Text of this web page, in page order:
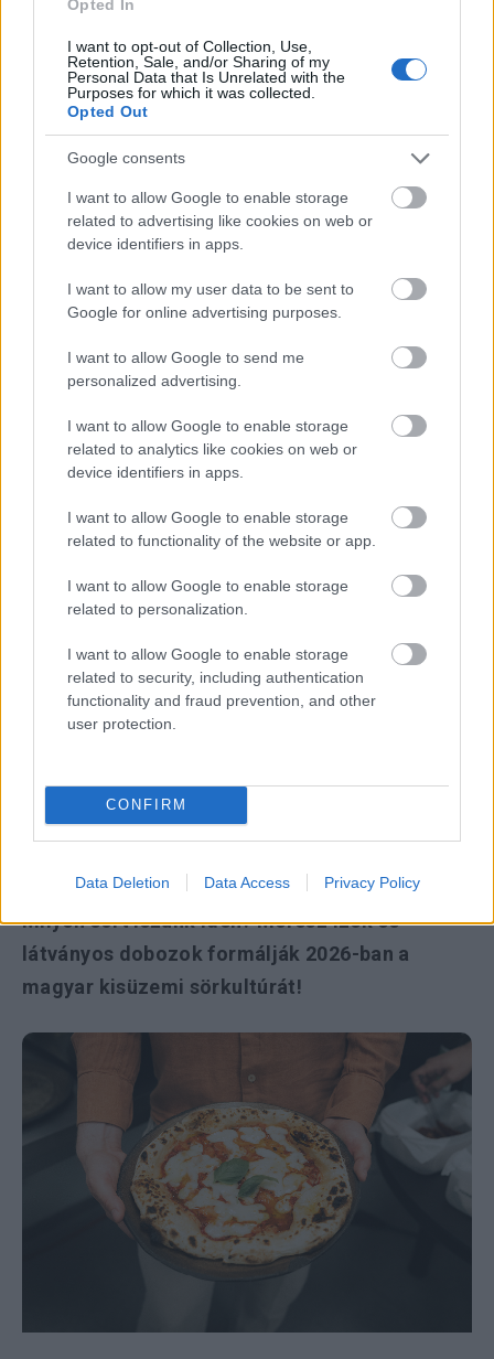
Opted In
I want to opt-out of Collection, Use,
Retention, Sale, and/or Sharing of my
Personal Data that Is Unrelated with the
Purposes for which it was collected.
Opted Out
Google consents
I want to allow Google to enable storage
related to advertising like cookies on web or
device identifiers in apps.
I want to allow my user data to be sent to
Google for online advertising purposes.
I want to allow Google to send me
personalized advertising.
I want to allow Google to enable storage
related to analytics like cookies on web or
device identifiers in apps.
I want to allow Google to enable storage
related to functionality of the website or app.
I want to allow Google to enable storage
related to personalization.
I want to allow Google to enable storage
related to security, including authentication
functionality and fraud prevention, and other
user protection.
CONFIRM
Data Deletion Data Access Privacy Policy
Panoráma, komfort és elegancia – modern
üvegezési megoldások a LAGUNA sétahajón
Milyen sört iszunk idén? Merész ízek és
látványos dobozok formálják 2026-ban a
magyar kisüzemi sörkultúrát!